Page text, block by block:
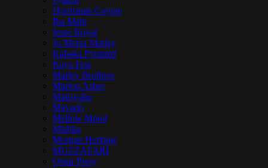
Hornsman Coyote
Iba Mahr
Jesse Royal
Jo Mersa Marley
Kabaka Pyramid
Kaya Fest
Marley Brothers
Marlon Asher
Matisyahu
Mavado
Mellow Mood
Mishka
Morgan Heritage
MUZZAFARI
Omar Perry